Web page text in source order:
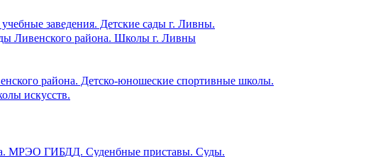
заведения. Детские сады г. Ливны.
Ливенского района. Школы г. Ливны
района. Детско-юношеские спортивные школы.
искусств.
МРЭО ГИБДД. Суденбные приставы. Суды.